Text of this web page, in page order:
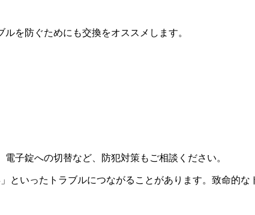
を防ぐためにも交換をオススメします。
子錠への切替など、防犯対策もご相談ください。
といったトラブルにつながることがあります。致命的